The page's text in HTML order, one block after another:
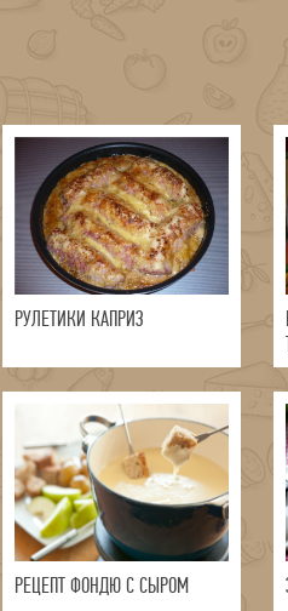
РУЛЕТИКИ КАПРИЗ
РЕЦЕПТ ФОНДЮ С СЫРОМ